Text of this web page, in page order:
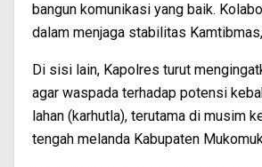
bangun komunikasi yang baik.
dalam menjaga stabilitas
Di sisi lain, Kapolres turut
agar waspada terhadap potensi
lahan (karhutla), terutama di musim
tengah melanda Kabupaten